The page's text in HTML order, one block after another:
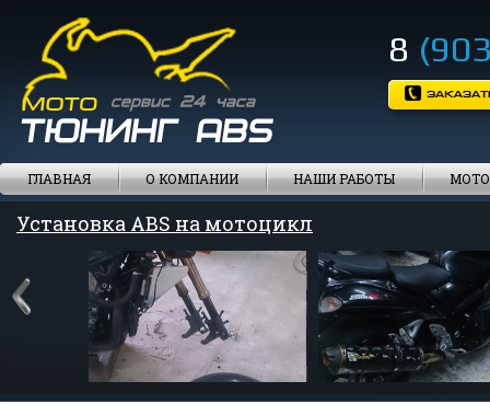
8
ГЛАВНАЯ О КОМПАНИИ НАШИ РАБОТЫ
Установка ABS на мотоцикл